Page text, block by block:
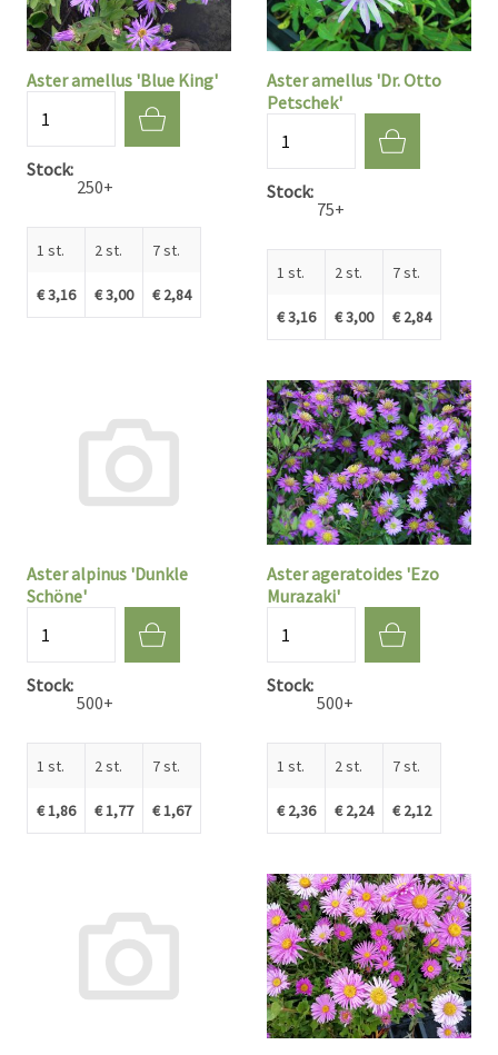
Aster amellus 'Blue King'
Stock
250+
1 st.
€ 3,16
2 st.
€ 3,00
7 st.
€ 2,84
Aster amellus 'Dr. Otto
Petschek'
Stock
75+
1 st.
€ 3,16
2 st.
€ 3,00
7 st.
€ 2,84
Aster alpinus 'Dunkle
Schöne'
Stock
500+
1 st.
€ 1,86
2 st.
€ 1,77
7 st.
€ 1,67
Aster ageratoides 'Ezo
Murazaki'
Stock
500+
1 st.
€ 2,36
2 st.
€ 2,24
7 st.
€ 2,12